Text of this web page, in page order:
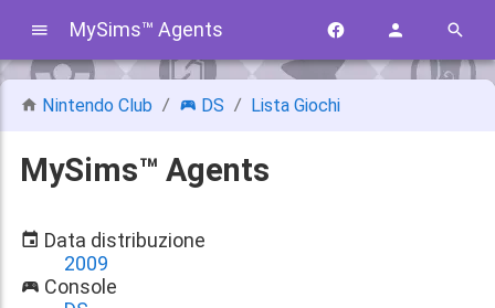
MySims™ Agents
Nintendo Club DS Lista Giochi
MySims™ Agents
Data distribuzione
2009
Console